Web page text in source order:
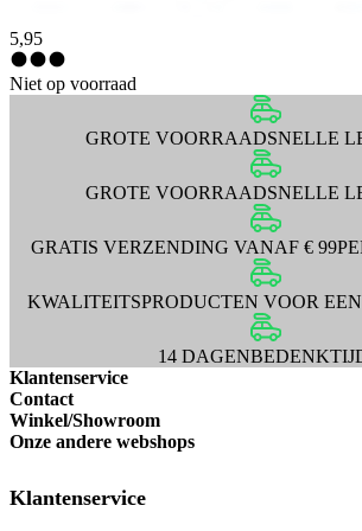
5,95
Niet op voorraad
GROTE VOORRAADSNELLE
GROTE VOORRAADSNELLE
GRATIS VERZENDING VANAF € 99
KWALITEITSPRODUCTEN VOOR EEN
14 DAGEN
Klantenservice
Contact
Winkel/Showroom
Onze andere webshops
Klantenservice